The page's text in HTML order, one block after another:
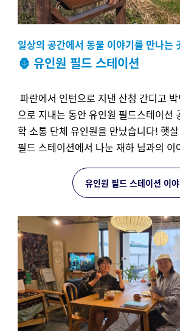
일상의 공간에서 동물 이야기를 만나는
🦍 유인원 필드 스테이션
파란에서 인턴으로 지낸 산청 간디고
으로 지내는 동안 유인원 필드스테이션
학 소통 단체 유인원을 만났습니다! 햇
필드 스테이션에서 나눈 재하 님과의 이
유인원 필드 스테이션 이